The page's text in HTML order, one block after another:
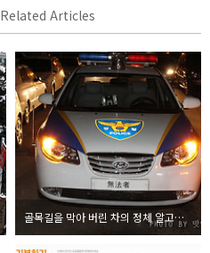
Related Articles
골목길을 막아 버린 차의 정체 알고보니...